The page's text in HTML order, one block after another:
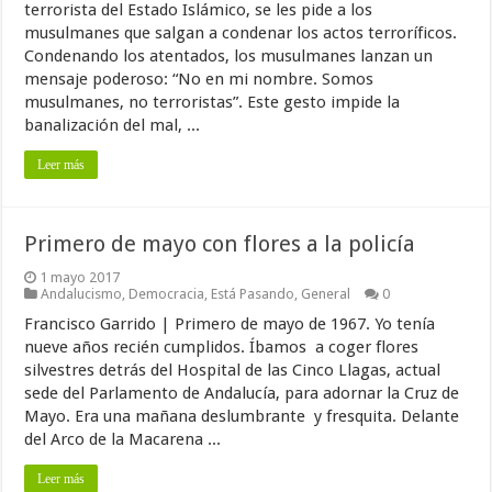
terrorista del Estado Islámico, se les pide a los
musulmanes que salgan a condenar los actos terroríficos.
Condenando los atentados, los musulmanes lanzan un
mensaje poderoso: “No en mi nombre. Somos
musulmanes, no terroristas”. Este gesto impide la
banalización del mal, ...
Leer más
Primero de mayo con flores a la policía
1 mayo 2017
Andalucismo, Democracia, Está Pasando, General 0
Francisco Garrido | Primero de mayo de 1967. Yo tenía
nueve años recién cumplidos. Íbamos a coger flores
silvestres detrás del Hospital de las Cinco Llagas, actual
sede del Parlamento de Andalucía, para adornar la Cruz de
Mayo. Era una mañana deslumbrante y fresquita. Delante
del Arco de la Macarena ...
Leer más